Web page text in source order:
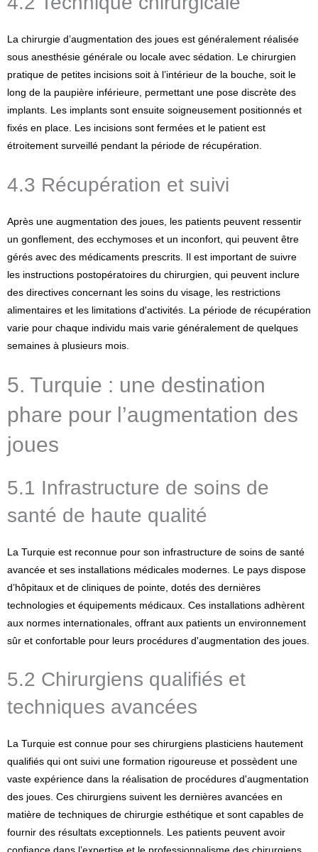
La chirurgie d’augmentation des joues est généralement réalisée
sous anesthésie générale ou locale avec sédation. Le chirurgien
pratique de petites incisions soit à l’intérieur de la bouche, soit le
long de la paupière inférieure, permettant une pose discrète des
implants. Les implants sont ensuite soigneusement positionnés et
fixés en place. Les incisions sont fermées et le patient est
étroitement surveillé pendant la période de récupération.
4.3 Récupération et suivi
Après une augmentation des joues, les patients peuvent ressentir
un gonflement, des ecchymoses et un inconfort, qui peuvent être
gérés avec des médicaments prescrits. Il est important de suivre
les instructions postopératoires du chirurgien, qui peuvent inclure
des directives concernant les soins du visage, les restrictions
alimentaires et les limitations d'activités. La période de récupération
varie pour chaque individu mais varie généralement de quelques
semaines à plusieurs mois.
5. Turquie : une destination
phare pour l’augmentation des
joues
5.1 Infrastructure de soins de
santé de haute qualité
La Turquie est reconnue pour son infrastructure de soins de santé
avancée et ses installations médicales modernes. Le pays dispose
d’hôpitaux et de cliniques de pointe, dotés des dernières
technologies et équipements médicaux. Ces installations adhèrent
aux normes internationales, offrant aux patients un environnement
sûr et confortable pour leurs procédures d'augmentation des joues.
5.2 Chirurgiens qualifiés et
techniques avancées
La Turquie est connue pour ses chirurgiens plasticiens hautement
qualifiés qui ont suivi une formation rigoureuse et possèdent une
vaste expérience dans la réalisation de procédures d'augmentation
des joues. Ces chirurgiens suivent les dernières avancées en
matière de techniques de chirurgie esthétique et sont capables de
fournir des résultats exceptionnels. Les patients peuvent avoir